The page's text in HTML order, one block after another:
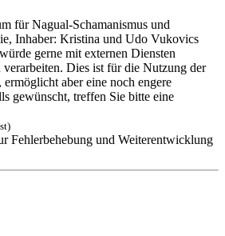
für Nagual-Schamanismus und
Inhaber: Kristina und Udo Vukovics
gerne mit externen Diensten
verarbeiten. Dies ist für die Nutzung der
aber eine noch engere
gewünscht, treffen Sie bitte eine
Fehlerbehebung und Weiterentwicklung